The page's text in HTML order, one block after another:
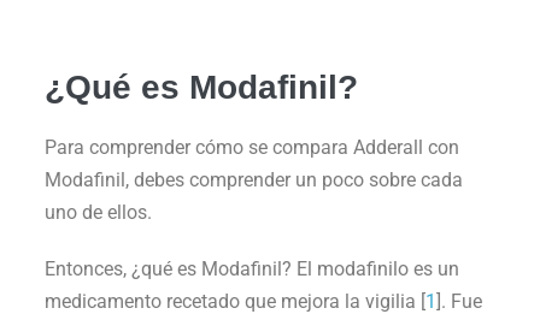
¿Qué es Modafinil?
Para comprender cómo se compara Adderall con
Modafinil, debes comprender un poco sobre cada
uno de ellos.
Entonces, ¿qué es Modafinil? El modafinilo es un
medicamento recetado que mejora la vigilia [1]. Fue